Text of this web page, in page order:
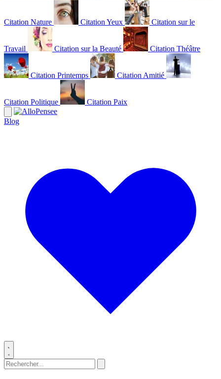
Citation Nature Citation Yeux Citation sur le
Travail Citation sur la Beauté Citation Théâtre
Citation Printemps Citation Amitié
Citation Politique Citation Paix
Blog